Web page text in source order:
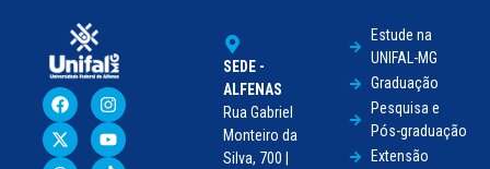
SEDE -
ALFENAS
Rua Gabriel
Monteiro da
Silva, 700 |
Estude na
UNIFAL-MG
Graduação
Pesquisa e
Pós-graduação
Extensão